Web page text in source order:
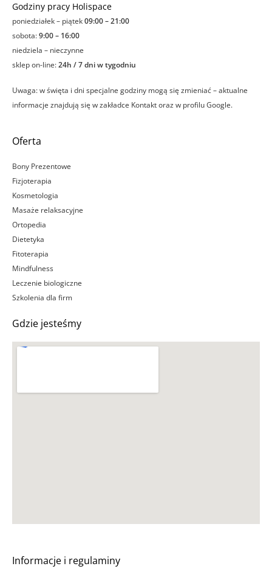
Godziny pracy Holispace
poniedziałek – piątek09:00 – 21:00
sobota:9:00 – 16:00
niedziela – nieczynne
sklep on-line:24h / 7 dni w tygodniu
Uwaga: w święta i dni specjalne godziny mogą się zmieniać – aktualne
informacje znajdują się w zakładce Kontakt oraz w profilu Google.
Oferta
Bony Prezentowe
Fizjoterapia
Kosmetologia
Masaże relaksacyjne
Ortopedia
Dietetyka
Fitoterapia
Mindfulness
Leczenie biologiczne
Szkolenia dla firm
Gdzie jesteśmy
Informacje i regulaminy